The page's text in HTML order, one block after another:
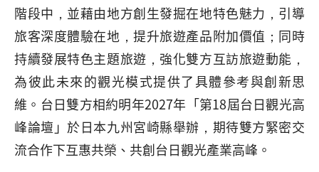
階段中，並藉由地方創生發掘在地特色魅力，引導
旅客深度體驗在地，提升旅遊產品附加價值；同時
持續發展特色主題旅遊，強化雙方互訪旅遊動能，
為彼此未來的觀光模式提供了具體參考與創新思
維。台日雙方相約明年2027年「第18屆台日觀光高
峰論壇」於日本九州宮崎縣舉辦，期待雙方緊密交
流合作下互惠共榮、共創台日觀光產業高峰。